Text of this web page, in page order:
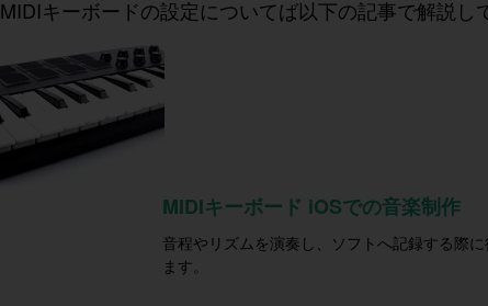
MIDIキーボードの設定についてば以下の記事で解説し
MIDIキーボード iOSでの音楽制作
音程やリズムを演奏し、ソフトへ記録する際
ます。